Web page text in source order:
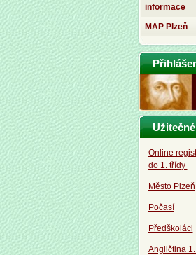
informace
MAP Plzeň
Online
do 1. třídy
Město Plzeň
Počasí
Předškoláci
Angličtina